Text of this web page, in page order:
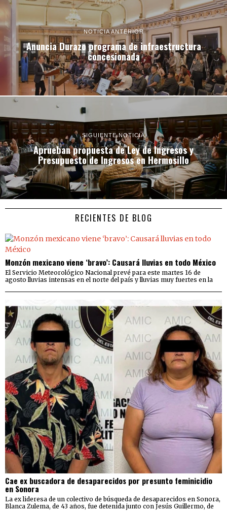
NOTICIA ANTERIOR
Anuncia Durazo programa de infraestructura
concesionada
SIGUIENTE NOTICIA
Aprueban propuesta de Ley de Ingresos y
Presupuesto de Ingresos en Hermosillo
RECIENTES DE BLOG
Monzón mexicano viene ‘bravo’: Causará lluvias en todo México
El Servicio Meteorológico Nacional prevé para este martes 16 de
agosto lluvias intensas en el norte del país y lluvias muy fuertes en la
Cae ex buscadora de desaparecidos por presunto feminicidio
en Sonora
La ex lideresa de un colectivo de búsqueda de desaparecidos en Sonora,
Blanca Zulema, de 43 años, fue detenida junto con Jesús Guillermo, de